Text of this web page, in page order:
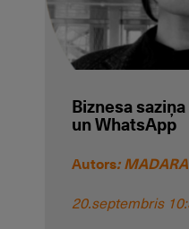
Biznesa
un WhatsApp
Autors:
20.septembris